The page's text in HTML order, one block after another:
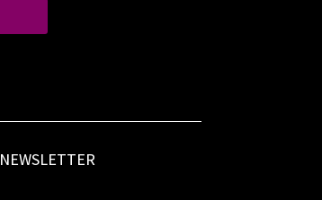
NEWSLETTER